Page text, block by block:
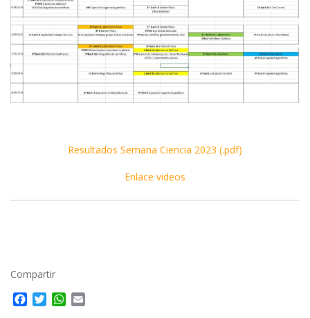
Resultados Semana Ciencia 2023 (.pdf)
Enlace videos
Compartir
W